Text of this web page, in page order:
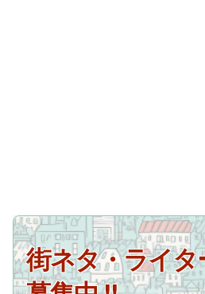
街ネタ・ライタ